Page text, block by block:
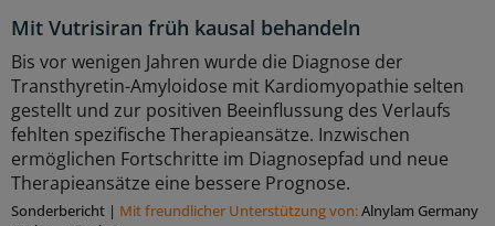
Mit Vutrisiran früh kausal behandeln
Bis vor wenigen Jahren wurde die Diagnose der
Transthyretin-Amyloidose mit Kardiomyopathie selten
gestellt und zur positiven Beeinflussung des Verlaufs
fehlten spezifische Therapieansätze. Inzwischen
ermöglichen Fortschritte im Diagnosepfad und neue
Therapieansätze eine bessere Prognose.
Sonderbericht | Mit freundlicher Unterstützung von:Alnylam Germany